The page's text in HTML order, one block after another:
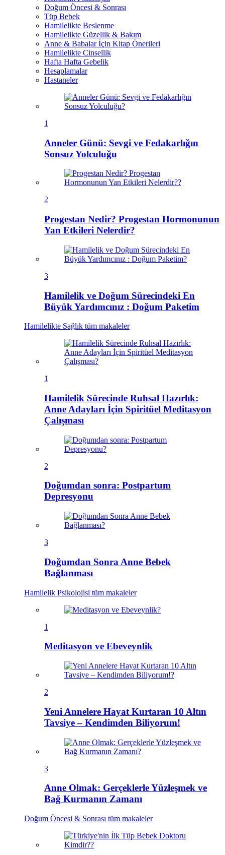
Doğum Öncesi & Sonrası
Tüp Bebek
Hamilelikte Beslenme
Hamilelikte Güzellik & Bakım
Anne & Babalar İçin Kitap Önerileri
Hamilelikte Cinsellik
Hafta Hafta Gebelik
Hesaplamalar
Hastaneler
1
Anneler Günü: Sevgi ve Fedakarlığın
Sonsuz Yolculuğu
2
Progestan Nedir? Progestan Hormonunun
Yan Etkileri Nelerdir?
3
Hamilelik ve Doğum Sürecindeki En
Büyük Yardımcınız : Doğum Paketim
Hamilelikte Sağlık tüm makaleler
1
Hamilelik Sürecinde Ruhsal Hazırlık:
Anne Adayları İçin Spiritüel Meditasyon
Çalışması
2
Doğumdan sonra: Postpartum
Depresyonu
3
Doğumdan Sonra Anne Bebek
Bağlanması
Hamilelik Psikolojisi tüm makaleler
1
Meditasyon ve Ebeveynlik
2
Yeni Annelere Hayat Kurtaran 10 Altın
Tavsiye – Kendimden Biliyorum!
3
Anne Olmak: Gerçeklerle Yüzleşmek ve
Bağ Kurmanın Zamanı
Doğum Öncesi & Sonrası tüm makaleler